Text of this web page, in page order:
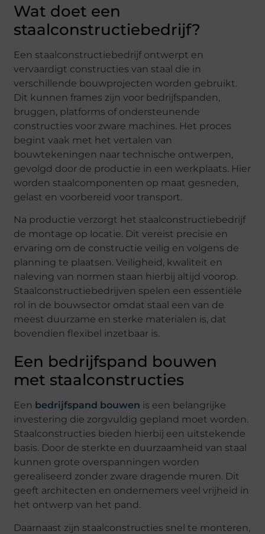
Wat doet een
staalconstructiebedrijf?
Een staalconstructiebedrijf ontwerpt en
vervaardigt constructies van staal die in
verschillende bouwprojecten worden gebruikt.
Dit kunnen frames zijn voor bedrijfspanden,
bruggen, platforms of ondersteunende
constructies voor zware machines. Het proces
begint vaak met het vertalen van
bouwtekeningen naar technische ontwerpen,
gevolgd door de productie in een werkplaats. Hier
worden staalcomponenten op maat gesneden,
gelast en voorbereid voor transport.
Na productie verzorgt het staalconstructiebedrijf
de montage op locatie. Dit vereist precisie en
ervaring om de constructie veilig en volgens de
planning te plaatsen. Veiligheid, kwaliteit en
naleving van normen staan hierbij altijd voorop.
Staalconstructiebedrijven spelen een essentiële
rol in de bouwsector omdat staal een van de
meest duurzame en sterke materialen is, dat
bovendien flexibel inzetbaar is.
Een bedrijfspand bouwen
met staalconstructies
Een bedrijfspand bouwen is een belangrijke
investering die zorgvuldig gepland moet worden.
Staalconstructies bieden hierbij een uitstekende
basis. Door de sterkte en duurzaamheid van staal
kunnen grote overspanningen worden
gerealiseerd zonder zware dragende muren. Dit
geeft architecten en ondernemers veel vrijheid in
het ontwerp van het pand.
Daarnaast zijn staalconstructies snel te monteren,